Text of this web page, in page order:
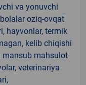
va yonuvchi
oziq-ovqat
hayvonlar, termik
kelib chiqishi
mansub mahsulot
veterinariya